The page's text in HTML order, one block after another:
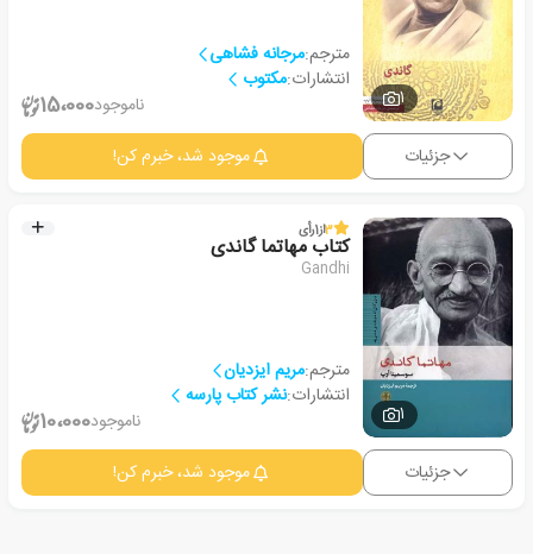
1
مترجم:مرجانه فشاهی
انتشارات:مکتوب
ناموجود15،000
جزئیات موجود شد، خبرم کن!
1
3از1رأی
کتاب مهاتما گاندی
Gandhi
مترجم:مریم ایزدیان
انتشارات:نشر کتاب پارسه
ناموجود10،000
جزئیات موجود شد، خبرم کن!